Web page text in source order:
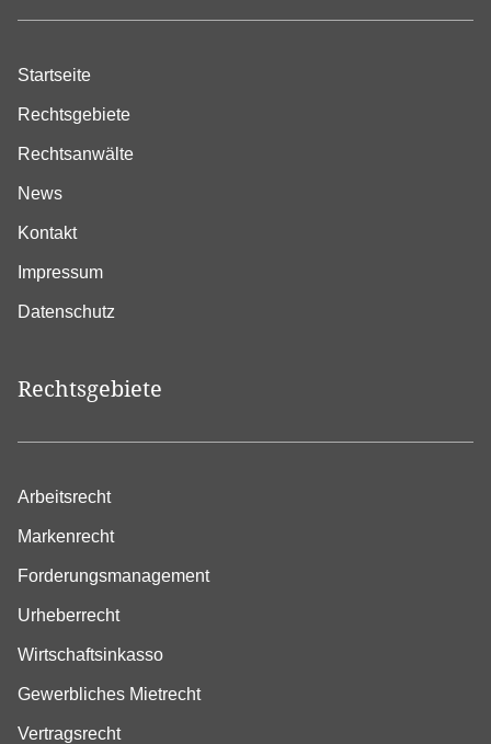
Startseite
Rechtsgebiete
Rechtsanwälte
News
Kontakt
Impressum
Datenschutz
Rechtsgebiete
Arbeitsrecht
Markenrecht
Forderungsmanagement
Urheberrecht
Wirtschaftsinkasso
Gewerbliches Mietrecht
Vertragsrecht